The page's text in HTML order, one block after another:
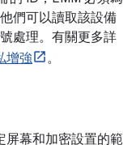
他們可以讀取該設備
處理。有關更多詳
增強 。
屏幕和加密設置的範